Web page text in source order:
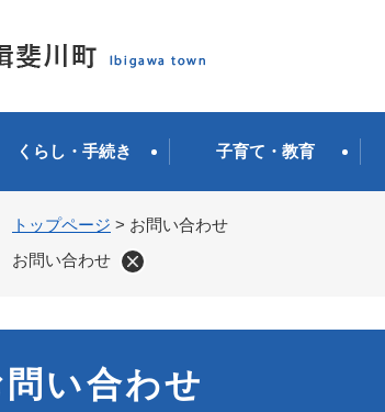
くらし・手続き 子育て・教育
トップページ > お問い合わせ
お問い合わせ
問い合わせ